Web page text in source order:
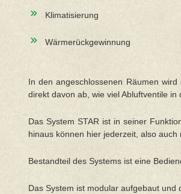
Klimatisierung
Wärmerückgewinnung
In den angeschlossenen Räumen
direkt davon ab, wie viel Abluftventile in
Das System STAR ist in seiner
hinaus können hier jederzeit, also
Bestandteil des Systems ist eine
Das System ist modular aufgebaut und